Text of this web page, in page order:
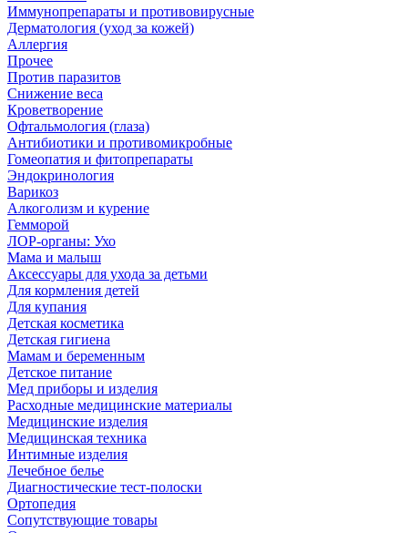
Иммунопрепараты и противовирусные
Дерматология (уход за кожей)
Аллергия
Прочее
Против паразитов
Снижение веса
Кроветворение
Офтальмология (глаза)
Антибиотики и противомикробные
Гомеопатия и фитопрепараты
Эндокринология
Варикоз
Алкоголизм и курение
Гемморой
ЛОР-органы: Ухо
Мама и малыш
Аксессуары для ухода за детьми
Для кормления детей
Для купания
Детская косметика
Детская гигиена
Мамам и беременным
Детское питание
Мед приборы и изделия
Расходные медицинские материалы
Медицинские изделия
Медицинская техника
Интимные изделия
Лечебное белье
Диагностические тест-полоски
Ортопедия
Сопутствующие товары